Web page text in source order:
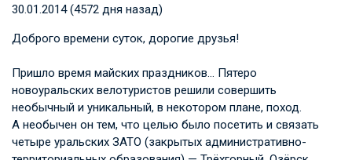
30.01.2014 (4572 дня назад)
Доброго времени суток, дорогие друзья!
Пришло время майских праздников… Пятеро
новоуральских велотуристов решили совершить
необычный и уникальный, в некотором плане, поход.
А необычен он тем, что целью было посетить и связать
четыре уральских ЗАТО (закрытых административно-